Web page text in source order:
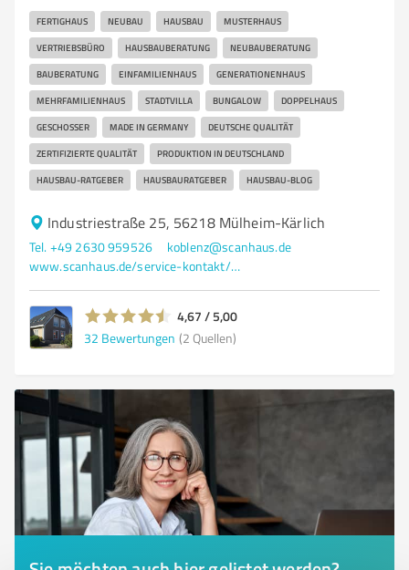
FERTIGHAUS NEUBAU HAUSBAU MUSTERHAUS
VERTRIEBSBÜRO HAUSBAUBERATUNG NEUBAUBERATUNG
BAUBERATUNG EINFAMILIENHAUS GENERATIONENHAUS
MEHRFAMILIENHAUS STADTVILLA BUNGALOW DOPPELHAUS
GESCHOSSER MADE IN GERMANY DEUTSCHE QUALITÄT
ZERTIFIZIERTE QUALITÄT PRODUKTION IN DEUTSCHLAND
HAUSBAU-RATGEBER HAUSBAURATGEBER HAUSBAU-BLOG
Industriestraße 25, 56218 Mülheim-Kärlich
Tel. +49 2630 959526
koblenz@scanhaus.de
www.scanhaus.de/service-kontakt/musterhaeuser/musterhauscenter-koblenz
4,67 / 5,00
32 Bewertungen (2 Quellen)